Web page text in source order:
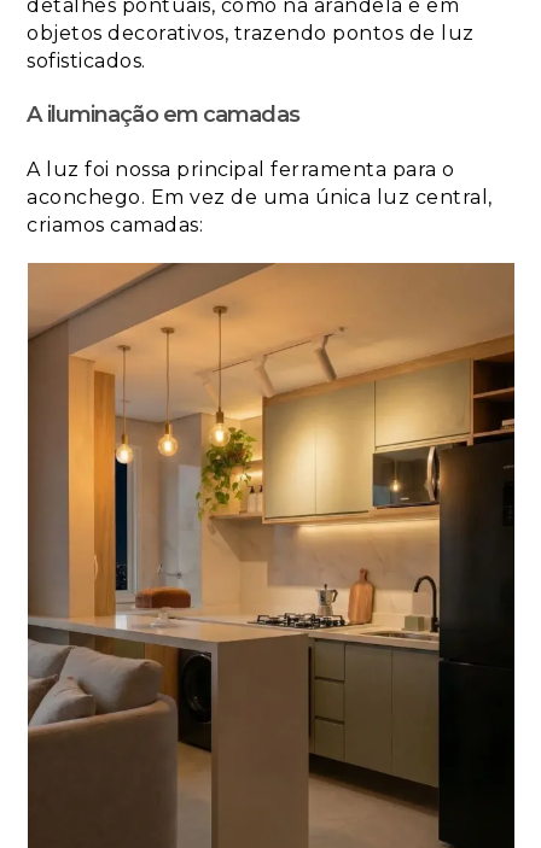
detalhes pontuais, como na arandela e em
objetos decorativos, trazendo pontos de luz
sofisticados.
A iluminação em camadas
A luz foi nossa principal ferramenta para o
aconchego. Em vez de uma única luz central,
criamos camadas: